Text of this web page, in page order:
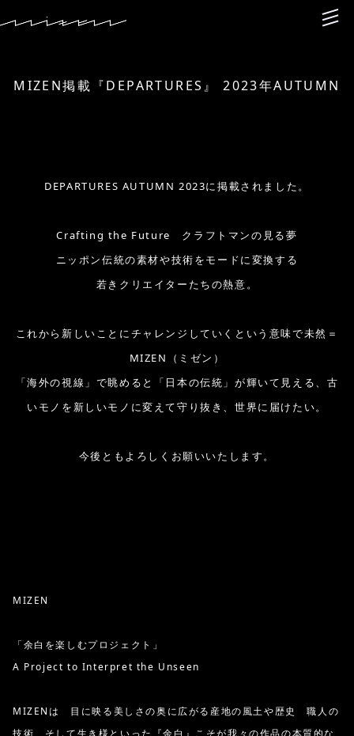
MIZEN掲載『DEPARTURES』 2023年AUTUMN
DEPARTURES AUTUMN 2023に掲載されました。
Crafting the Future クラフトマンの見る夢
ニッポン伝統の素材や技術をモードに変換する
若きクリエイターたちの熱意。
これから新しいことにチャレンジしていくという意味で未然＝
MIZEN（ミゼン）
「海外の視線」で眺めると「日本の伝統」が輝いて見える、古
いモノを新しいモノに変えて守り抜き、世界に届けたい。
今後ともよろしくお願いいたします。
MIZEN
「余白を楽しむプロジェクト」
A Project to Interpret the Unseen
MIZENは 目に映る美しさの奥に広がる産地の風土や歴史 職人の
技術 そして生き様といった『余白』こそが我々の作品の本質的な